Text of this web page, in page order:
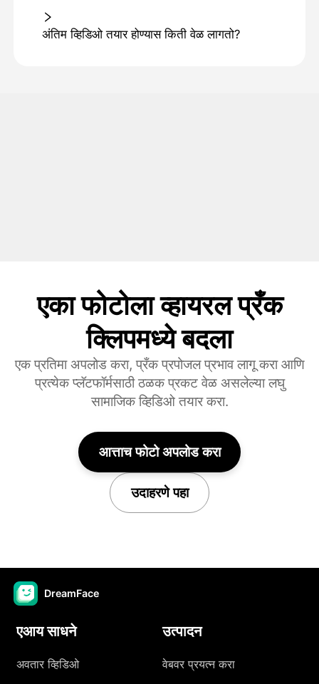
अंतिम व्हिडिओ तयार होण्यास किती वेळ लागतो?
एका फोटोला व्हायरल प्रँक
क्लिपमध्ये बदला
एक प्रतिमा अपलोड करा, प्रँक प्रपोजल प्रभाव लागू करा आणि
प्रत्येक प्लॅटफॉर्मसाठी ठळक प्रकट वेळ असलेल्या लघु
सामाजिक व्हिडिओ तयार करा.
आत्ताच फोटो अपलोड करा
उदाहरणे पहा
DreamFace
एआय साधने
अवतार व्हिडिओ
उत्पादन
वेबवर प्रयत्न करा